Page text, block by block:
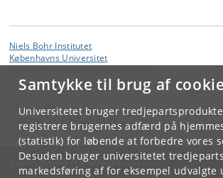
Samtykke til brug af
Universitetet bruger
registrere brugernes adfærd på
(statistik) for løbende at forbedre vores
Desuden bruger universitetet
markedsføring af for eksempel udvalgte
Niels Bohr Institutet
Københavns Universitet
NBI Kommunikation
ku.dk
KØBENHAVNS UNIVERSITET